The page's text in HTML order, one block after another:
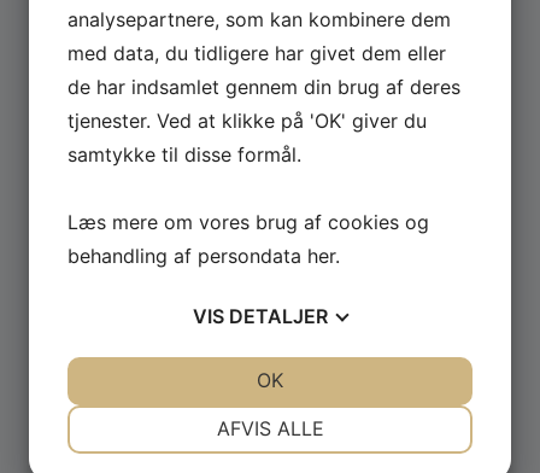
til professionelt brug.
GÅ TIL MASKINER ›
analysepartnere, som kan kombinere dem
med data, du tidligere har givet dem eller
de har indsamlet gennem din brug af deres
tjenester. Ved at klikke på 'OK' giver du
samtykke til disse formål.
Læs mere om vores brug af cookies og
behandling af persondata her.
VIS DETALJER
NØDVENDIGE PRÆFERENCER
AFVIS ALLE
OK